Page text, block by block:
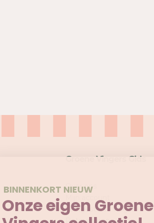
Groene Vingers Gids
Over ons
Veelgestelde vragen
Retourneren
BINNENKORT NIEUW
Onze eigen Groene